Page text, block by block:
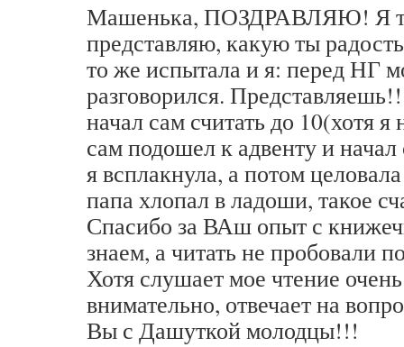
Машенька, ПОЗДРАВЛЯЮ! Я
представляю, какую ты
то же испытала и я: перед НГ
разговорился.
начал сам считать до 10(хотя
сам подошел к адвенту и начал
я всплакнула, а потом
папа хлопал в ладоши, такое
Спасибо за ВАш опыт с
знаем, а читать не пробовали
Хотя слушает мое чтение
внимательно, отвечает на
Вы с Дашуткой молодцы!!!